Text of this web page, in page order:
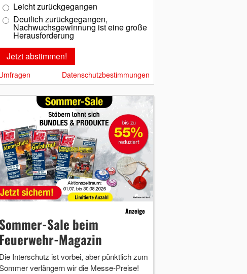
Leicht zurückgegangen
Deutlich zurückgegangen,
Nachwuchsgewinnung ist eine große
Herausforderung
Datenschutzbestimmungen
Anzeige
Sommer-Sale beim
Feuerwehr-Magazin
Die Interschutz ist vorbei, aber pünktlich zum
verlängern wir die Messe-Preise!